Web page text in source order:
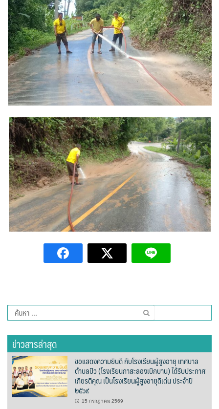
Montha Residence
Shanti – Retreat
กรีนฮิลล์รีสอร์ท
ก๋างโต้งคอฟฟี่รีสอร์ท
ชมพูภูคารีสอร์ท
ต้นแหลงโฮมสเตย์
ตูบฮิมโต้งโฮมสเตย์
นครน่านอพาร์ทเม้น
นะลาวิวรีสอร์ท
นาต้นบัวโฮมสเตย์
น่านปัว รีสอร์ท
นาเหล่า เก๊าสลี โฮมสเตย์
บวกบัววิวรีสอร์ท
บ้านต้นคูณ
บ้านนาโฮมสเตย์
บ้านปัว ปลายนา
ค้นหา
สำหรับ:
ข่าวสารล่าสุด
ขอแสดงความยินดี กับโรงเรียนผู้สูงอายุ เทศบาล
ตำบลปัว (โรงเรียนกาสะลองเบิกบาน) ได้รับประกาศ
เกียรติคุณ เป็นโรงเรียนผู้สูงอายุดีเด่น ประจำปี
๒๕๖๙
15 กรกฎาคม 2569